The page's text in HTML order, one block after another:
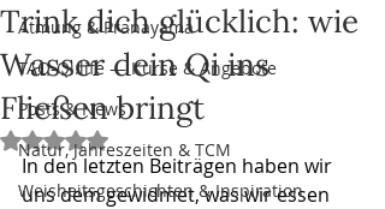
Atmung & Pranayama
TAO-Qi.life — Kurse & Angebote
Posts & News
Natur, Jahreszeiten & TCM
Weisheitsgeschichten & Inspiration
Trink dich glücklich: wie
Wasser dein Qi ins
Fließen bringt
Mit NaN von 5 Sternen bewertet.
In den letzten Beiträgen haben wir
uns dem gewidmet, was wir essen